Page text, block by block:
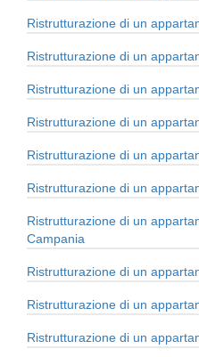
Ristrutturazione di un
Ristrutturazione di un
Ristrutturazione di un
Ristrutturazione di un
Ristrutturazione di un
Ristrutturazione di un
Ristrutturazione di un
Campania
Ristrutturazione di un
Ristrutturazione di un
Ristrutturazione di un